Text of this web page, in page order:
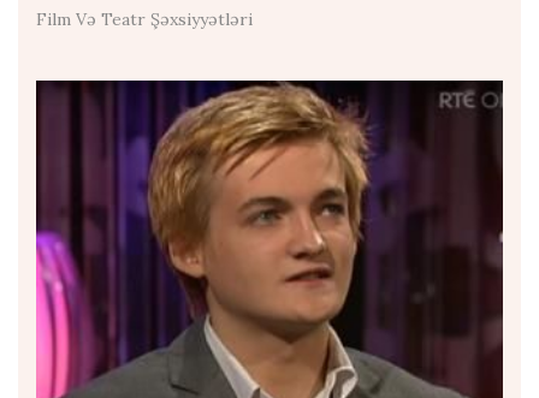
Film Və Teatr Şəxsiyyətləri